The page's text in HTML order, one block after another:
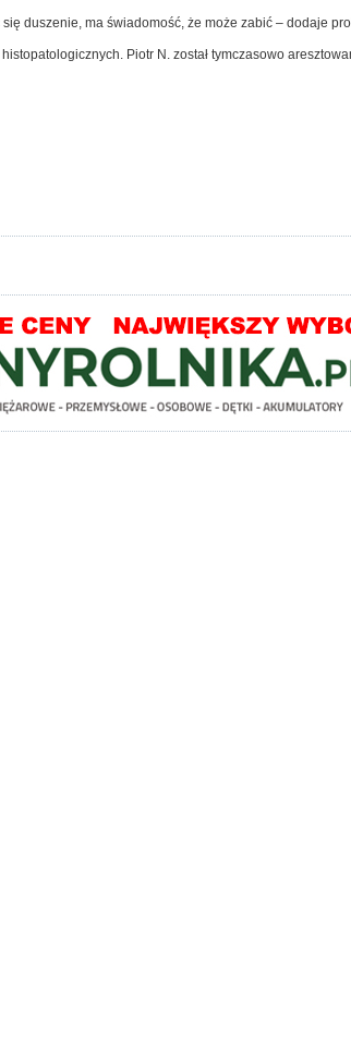
duszenie, ma świadomość, że może zabić – dodaje
Piotr N. został tymczasowo